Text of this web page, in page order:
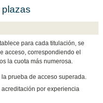
para cada titulación, se
acceso, correspondiendo el
la cuota más numerosa.
prueba de acceso superada.
por experiencia